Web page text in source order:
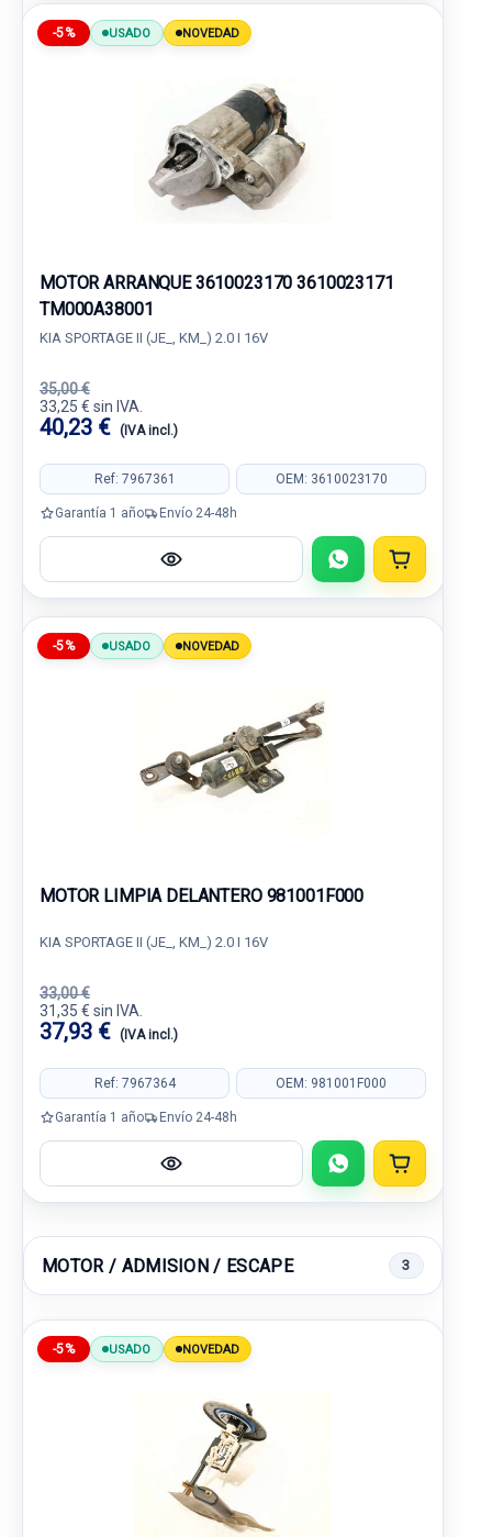
-5% USADO NOVEDAD
MOTOR ARRANQUE 3610023170 3610023171
TM000A38001
KIA SPORTAGE II (JE_, KM_) 2.0 I 16V
35,00 €
33,25 € sin IVA.
40,23 € (IVA incl.)
Ref: 7967361 OEM: 3610023170
Garantía 1 año Envío 24-48h
-5% USADO NOVEDAD
MOTOR LIMPIA DELANTERO 981001F000
KIA SPORTAGE II (JE_, KM_) 2.0 I 16V
33,00 €
31,35 € sin IVA.
37,93 € (IVA incl.)
Ref: 7967364 OEM: 981001F000
Garantía 1 año Envío 24-48h
MOTOR / ADMISION / ESCAPE 3
-5% USADO NOVEDAD